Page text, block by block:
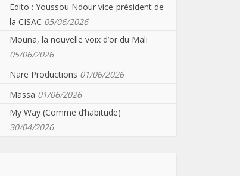
Edito : Youssou Ndour vice-président de
la CISAC 05/06/2026
Mouna, la nouvelle voix d’or du Mali
05/06/2026
Nare Productions 01/06/2026
Massa 01/06/2026
My Way (Comme d’habitude)
30/04/2026